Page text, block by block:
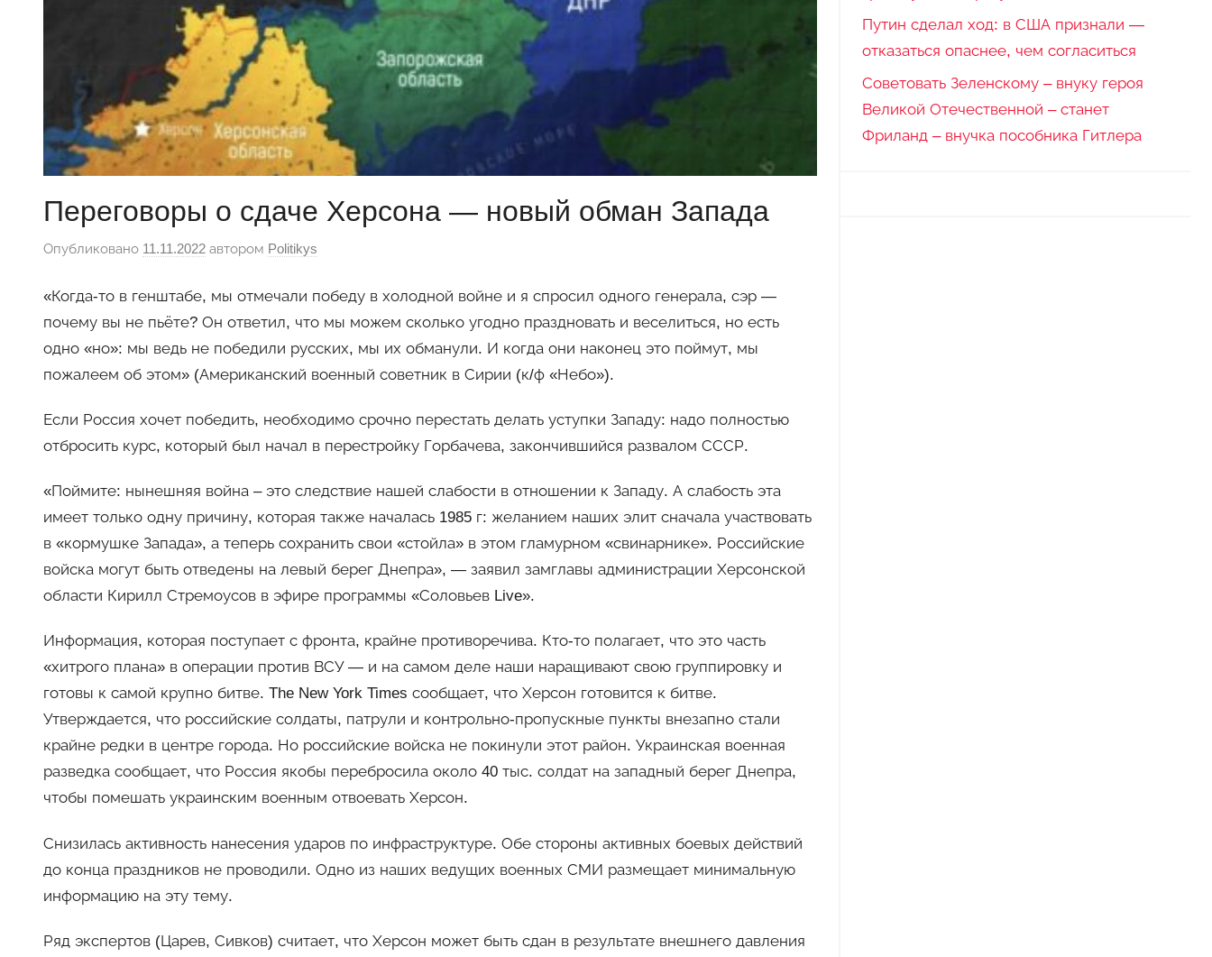
Переговоры о сдаче Херсона — новый обман Запада
Опубликовано 11.11.2022 автором Politikys
«Когда-то в генштабе, мы отмечали победу в холодной войне и я спросил одного генерала, сэр —
почему вы не пьёте? Он ответил, что мы можем сколько угодно праздновать и веселиться, но есть
одно «но»: мы ведь не победили русских, мы их обманули. И когда они наконец это поймут, мы
пожалеем об этом» (Американский военный советник в Сирии (к/ф «Небо»).
Если Россия хочет победить, необходимо срочно перестать делать уступки Западу: надо полностью
отбросить курс, который был начал в перестройку Горбачева, закончившийся развалом СССР.
«Поймите: нынешняя война – это следствие нашей слабости в отношении к Западу. А слабость эта
имеет только одну причину, которая также началась 1985 г: желанием наших элит сначала участвовать
в «кормушке Запада», а теперь сохранить свои «стойла» в этом гламурном «свинарнике». Российские
войска могут быть отведены на левый берег Днепра», — заявил замглавы администрации Херсонской
области Кирилл Стремоусов в эфире программы «Соловьев Live».
Информация, которая поступает с фронта, крайне противоречива. Кто-то полагает, что это часть
«хитрого плана» в операции против ВСУ — и на самом деле наши наращивают свою группировку и
готовы к самой крупно битве. The New York Times сообщает, что Херсон готовится к битве.
Утверждается, что российские солдаты, патрули и контрольно-пропускные пункты внезапно стали
крайне редки в центре города. Но российские войска не покинули этот район. Украинская военная
разведка сообщает, что Россия якобы перебросила около 40 тыс. солдат на западный берег Днепра,
чтобы помешать украинским военным отвоевать Херсон.
Снизилась активность нанесения ударов по инфраструктуре. Обе стороны активных боевых действий
до конца праздников не проводили. Одно из наших ведущих военных СМИ размещает минимальную
информацию на эту тему.
Ряд экспертов (Царев, Сивков) считает, что Херсон может быть сдан в результате внешнего давления
Путин сделал ход: в США признали —
отказаться опаснее, чем согласиться
Советовать Зеленскому – внуку героя
Великой Отечественной – станет
Фриланд – внучка пособника Гитлера